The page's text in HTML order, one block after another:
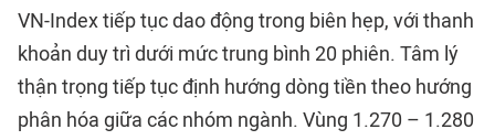
VN-Index tiếp tục dao động trong biên hẹp, với thanh
khoản duy trì dưới mức trung bình 20 phiên. Tâm lý
thận trọng tiếp tục định hướng dòng tiền theo hướng
phân hóa giữa các nhóm ngành. Vùng 1.270 – 1.280